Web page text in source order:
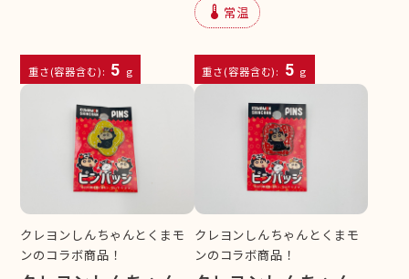
重さ(容器含む): 5 g
device_thermostat 常温
重さ(容器含む): 5 g
クレヨンしんちゃんとくまモ
ンのコラボ商品！
クレヨンしんちゃんとくまモ
ンのコラボ商品！